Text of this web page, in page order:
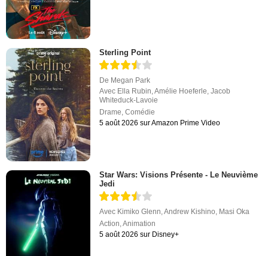
Sterling Point
De Megan Park
Avec Ella Rubin,Amélie Hoeferle,Jacob
Whiteduck-Lavoie
Drame,Comédie
5 août 2026 sur Amazon Prime Video
Star Wars: Visions Présente - Le Neuvième
Jedi
Avec Kimiko Glenn ,Andrew Kishino Masi Oka
Action ,Animation
5 août 2026 sur Disney+